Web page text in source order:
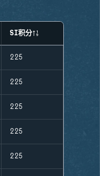
SI积分
225
225
225
225
225